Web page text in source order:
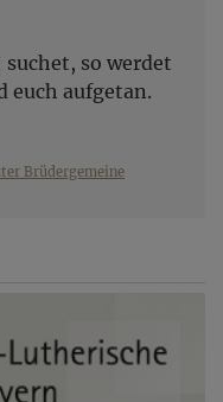
so werdet
euch aufgetan.
Brüdergemeine